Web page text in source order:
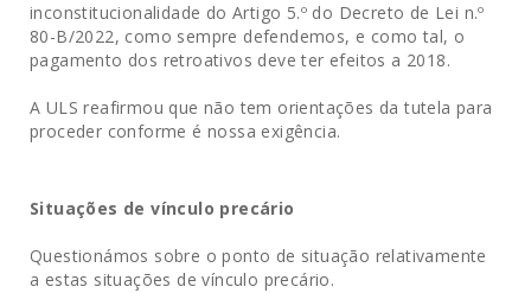
inconstitucionalidade do Artigo 5.º do Decreto de Lei n.º
80-B/2022, como sempre defendemos, e como tal, o
pagamento dos retroativos deve ter efeitos a 2018.
A ULS reafirmou que não tem orientações da tutela para
proceder conforme é nossa exigência.
Situações de vínculo precário
Questionámos sobre o ponto de situação relativamente
a estas situações de vínculo precário.